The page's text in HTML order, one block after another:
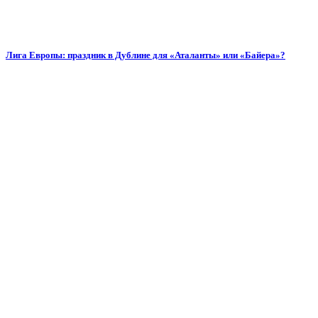
Лига Европы: праздник в Дублине для «Аталанты» или «Байера»?